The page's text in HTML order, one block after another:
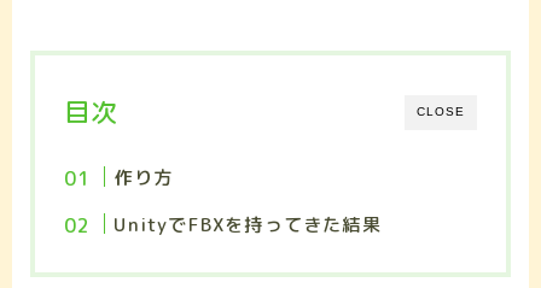
CLOSE
目次
作り方
UnityでFBXを持ってきた結果